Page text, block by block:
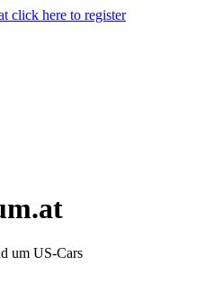
click here to register
um US-Cars